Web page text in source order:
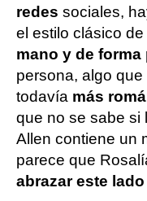
redes sociales,
el estilo clásico
mano y de forma
persona, algo
todavía más
que no se sabe si
Allen contiene un
parece que
abrazar este lado